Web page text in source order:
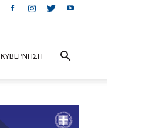
ΚΥΒΕΡΝΗΣΗ